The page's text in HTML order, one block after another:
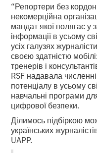
“Репортери без
некомерційна
мандат якої полягає у
інформації в усьому
усіх галузях
своєю здатністю
тренерів і
RSF надавала
потенціалу в усьому
навчальні програми
цифрової безпеки.
Ділимось підбіркою
українських
UAPP.